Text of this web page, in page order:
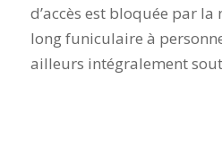
d’accès est bloquée par la
long funiculaire à
ailleurs intégralement